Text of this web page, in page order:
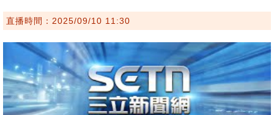
直播時間：2025/09/10 11:30